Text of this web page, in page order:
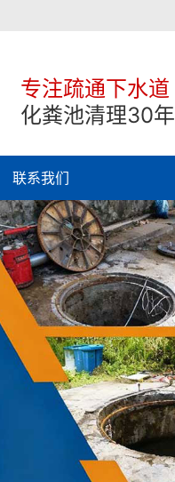
专注疏通下水道
化粪池清理30年
联系我们